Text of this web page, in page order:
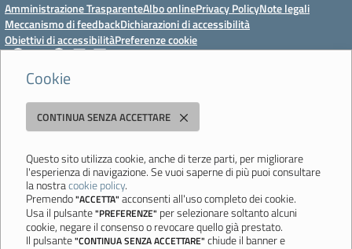
Cookie
CONTINUA SENZA ACCETTARE
Questo sito utilizza cookie, anche di terze parti, per migliorare
l'esperienza di navigazione. Se vuoi saperne di più puoi consultare
la nostracookie policy.
Premendo"ACCETTA" acconsenti all'uso completo dei cookie.
Usa il pulsante"PREFERENZE" per selezionare soltanto alcuni
cookie, negare il consenso o revocare quello già prestato.
Il pulsante"CONTINUA SENZA ACCETTARE" chiude il banner e
Amministrazione TrasparenteAlbo onlinePrivacy PolicyNote legali
Meccanismo di feedbackDichiarazioni di accessibilità
Obiettivi di accessibilitàPreferenze cookie
Istituto Professionale Statale Socio-Commerciale-Artigianale "Cattaneo -
Deledda"
351005 - Email:morc08000g@istruzione.it- PEC:
morc08000g@pec.istruzione.it
Codice meccanografico: MORC08000G - C.F. 94177200360
Ultimo aggiornamento: Mercoledì, 29 Luglio 2026 ore 10:08